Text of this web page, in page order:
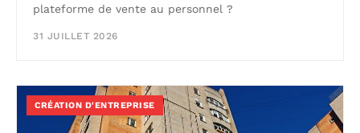
plateforme de vente au personnel ?
31 JUILLET 2026
CRÉATION D'ENTREPRISE